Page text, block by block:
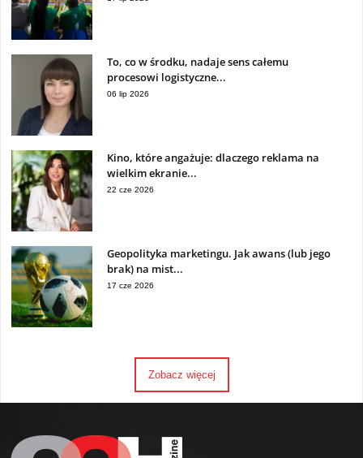
To, co w środku, nadaje sens całemu
procesowi logistyczne...
06 lip 2026
Kino, które angażuje: dlaczego reklama na
wielkim ekranie...
22 cze 2026
Geopolityka marketingu. Jak awans (lub jego
brak) na mist...
17 cze 2026
Zobacz więcej